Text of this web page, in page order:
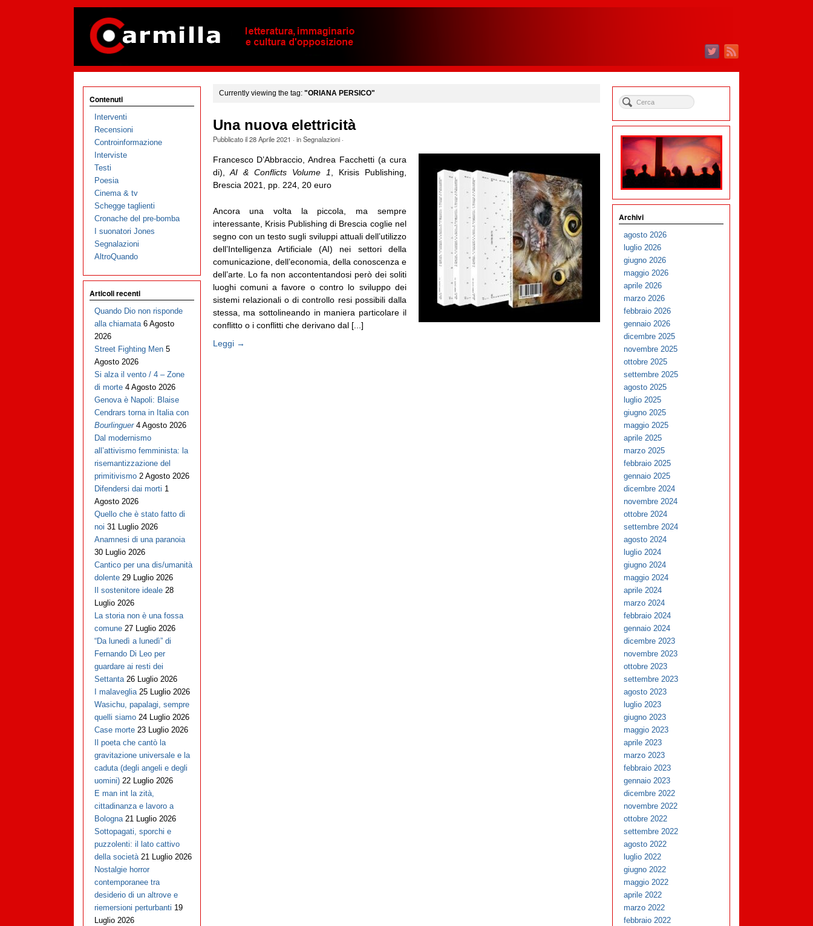
Currently viewing the tag: "ORIANA PERSICO"
Una nuova elettricità
Pubblicato il28 Aprile 2021 · inSegnalazioni·
Francesco D’Abbraccio, Andrea Facchetti (a cura
di),AI & Conflicts Volume 1
, Krisis Publishing,
Brescia 2021, pp. 224, 20 euro
Ancora una volta la piccola, ma sempre
interessante, Krisis Publishing di Brescia coglie nel
segno con un testo sugli sviluppi attuali dell’utilizzo
dell’Intelligenza Artificiale (AI) nei settori della
comunicazione, dell’economia, della conoscenza e
dell’arte. Lo fa non accontentandosi però dei soliti
luoghi comuni a favore o contro lo sviluppo dei
sistemi relazionali o di controllo resi possibili dalla
stessa, ma sottolineando in maniera particolare il
conflitto o i conflitti che derivano dal [...]
Leggi →
Contenuti
Interventi
Recensioni
Controinformazione
Interviste
Testi
Poesia
Cinema & tv
Schegge taglienti
Cronache del pre-bomba
I suonatori Jones
Segnalazioni
AltroQuando
Articoli recenti
Quando Dio non risponde
alla chiamata 6 Agosto
2026
Street Fighting Men 5
Agosto 2026
Si alza il vento / 4 – Zone
di morte 4 Agosto 2026
Genova è Napoli: Blaise
Cendrars torna in Italia con
Bourlinguer 4 Agosto 2026
Dal modernismo
all’attivismo femminista: la
risemantizzazione del
primitivismo 2 Agosto 2026
Difendersi dai morti 1
Agosto 2026
Quello che è stato fatto di
noi 31 Luglio 2026
Anamnesi di una paranoia
30 Luglio 2026
Cantico per una dis/umanità
dolente 29 Luglio 2026
Il sostenitore ideale 28
Luglio 2026
La storia non è una fossa
comune 27 Luglio 2026
“Da lunedì a lunedì” di
Fernando Di Leo per
guardare ai resti dei
Settanta 26 Luglio 2026
I malaveglia 25 Luglio 2026
Wasichu, papalagi, sempre
quelli siamo 24 Luglio 2026
Case morte 23 Luglio 2026
Il poeta che cantò la
gravitazione universale e la
caduta (degli angeli e degli
uomini) 22 Luglio 2026
E man int la zità,
cittadinanza e lavoro a
Bologna 21 Luglio 2026
Sottopagati, sporchi e
puzzolenti: il lato cattivo
della società 21 Luglio 2026
Nostalgie horror
contemporanee tra
desiderio di un altrove e
riemersioni perturbanti 19
Luglio 2026
Archivi
agosto 2026
luglio 2026
giugno 2026
maggio 2026
aprile 2026
marzo 2026
febbraio 2026
gennaio 2026
dicembre 2025
novembre 2025
ottobre 2025
settembre 2025
agosto 2025
luglio 2025
giugno 2025
maggio 2025
aprile 2025
marzo 2025
febbraio 2025
gennaio 2025
dicembre 2024
novembre 2024
ottobre 2024
settembre 2024
agosto 2024
luglio 2024
giugno 2024
maggio 2024
aprile 2024
marzo 2024
febbraio 2024
gennaio 2024
dicembre 2023
novembre 2023
ottobre 2023
settembre 2023
agosto 2023
luglio 2023
giugno 2023
maggio 2023
aprile 2023
marzo 2023
febbraio 2023
gennaio 2023
dicembre 2022
novembre 2022
ottobre 2022
settembre 2022
agosto 2022
luglio 2022
giugno 2022
maggio 2022
aprile 2022
marzo 2022
febbraio 2022